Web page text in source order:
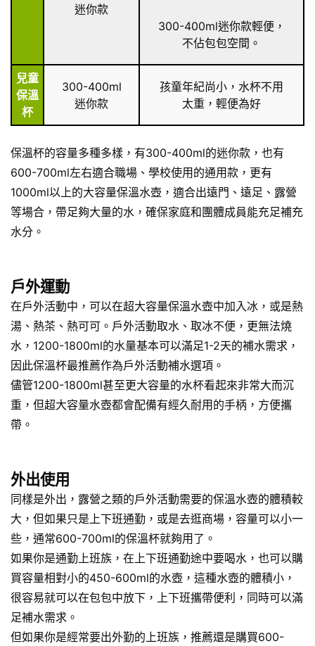
迷你款
300-400ml迷你款輕便，
不佔包包空間。
兒童
保溫
杯
300-400ml
迷你款
孩童年紀尚小，水杯不用
太重，輕便為好
保溫杯的容量多種多樣，有300-400ml的迷你款，也有
600-700ml左右適合職場、學校使用的通用款，更有
1000ml以上的大容量保溫水壺，適合出遠門、遠足、露營
等場合，帶足夠大量的水，確保家庭和團體成員能充足補充
水分。
戶外運動
在戶外活動中，可以在超大容量保溫水壺中加入冰，或是熱
湯、熱茶、熱可可。戶外活動取水、取冰不便，更無法燒
水，1200-1800ml的水量基本可以滿足1-2天的補水需求，
因此保溫杯最推薦作為戶外活動補水選項。
儘管1200-1800ml甚至更大容量的水杯看起來非常大而沉
重，但超大容量水壺都會配備有經久耐用的手柄，方便攜
帶。
外出使用
同樣是外出，露營之類的戶外活動需要的保溫水壺的體積較
大，但如果只是上下班通勤，或是去逛商場，容量可以小一
些，通常600-700ml的保溫杯就夠用了。
如果你是通勤上班族，在上下班通勤途中要喝水，也可以購
買容量相對小的450-600ml的水壺，這種水壺的體積小，
很容易就可以在包包中放下，上下班攜帶便利，同時可以滿
足補水需求。
但如果你是經常要出外勤的上班族，推薦還是購買600-